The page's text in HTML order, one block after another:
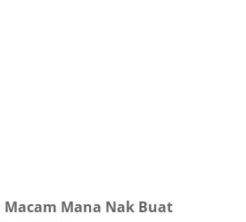
Macam Mana Nak Buat